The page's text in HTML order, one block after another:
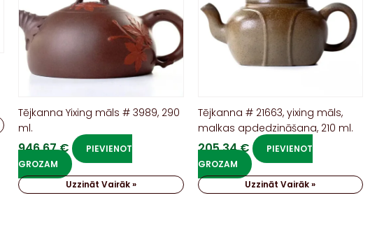
Tējkanna Yixing māls # 3989, 290
ml.
946,67€
PIEVIENOT
GROZAM
Uzzināt Vairāk »
Tējkanna # 21663, yixing māls,
malkas apdedzināšana, 210 ml.
205,34€
PIEVIENOT
GROZAM
Uzzināt Vairāk »